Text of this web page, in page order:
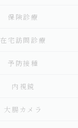
保険診療
在宅訪問診療
予防接種
内視鏡
大腸カメラ